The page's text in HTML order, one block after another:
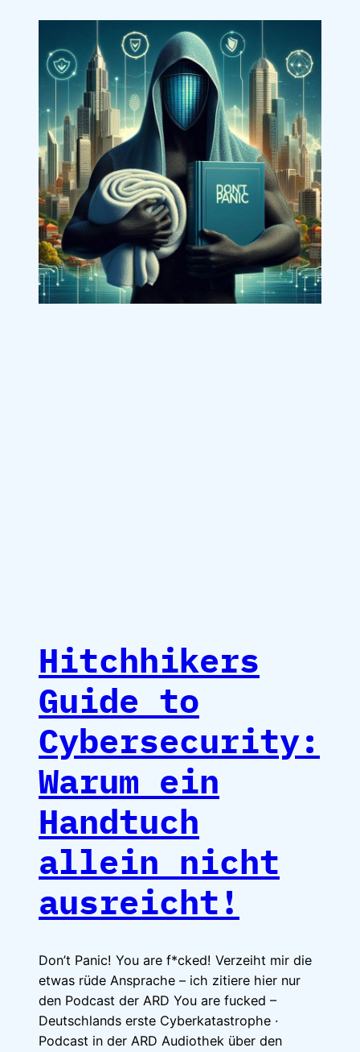
Hitchhikers
Guide to
Cybersecurity:
Warum ein
Handtuch
allein nicht
ausreicht!
Don’t Panic! You are f*cked! Verzeiht mir die
etwas rüde Ansprache – ich zitiere hier nur
den Podcast der ARD You are fucked –
Deutschlands erste Cyberkatastrophe ·
Podcast in der ARD Audiothek über den